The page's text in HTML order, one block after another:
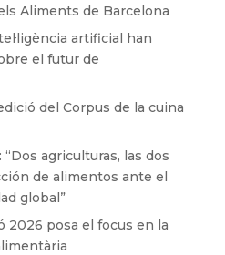
Aliments de Barcelona
artificial han
el futur de
del Corpus de la cuina
agriculturas, las dos
de alimentos ante el
global”
2026 posa el focus en la